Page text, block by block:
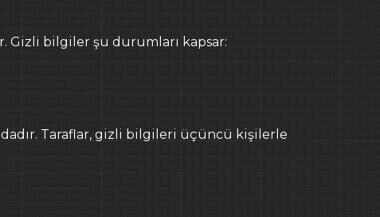
KVKK GİZLİLİK SÖZLEŞMESİÇEREZ POLİTİKASI
bilgiler şu durumları kapsar:
Taraflar, gizli bilgileri üçüncü kişilerle